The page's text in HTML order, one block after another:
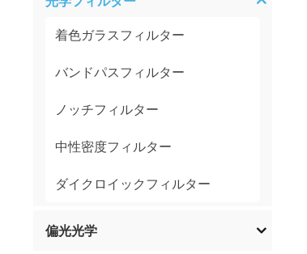
着色ガラスフィルター
バンドパスフィルター
ノッチフィルター
中性密度フィルター
ダイクロイックフィルター
偏光光学